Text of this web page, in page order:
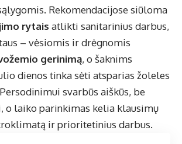
Rekomendacijose siūloma
rytais atlikti sanitarinius darbus,
– vėsiomis ir drėgnomis
gerinimą, o šaknims
dienos tinka sėti atsparias žoleles
svarbūs aiškūs, be
o laiko parinkimas kelia klausimų
ir prioritetinius darbus.